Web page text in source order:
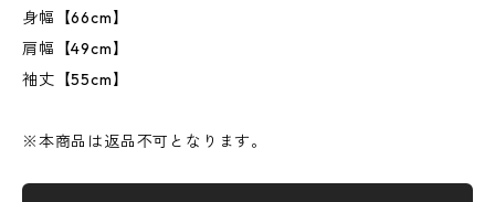
身幅【66cm】
肩幅【49cm】
袖丈【55cm】
※本商品は返品不可となります。